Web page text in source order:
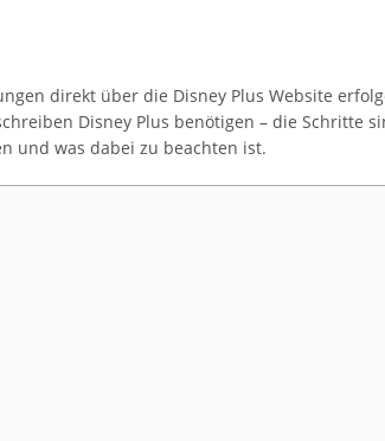
direkt über die Disney Plus Website
Disney Plus benötigen – die Schritte
und was dabei zu beachten ist.